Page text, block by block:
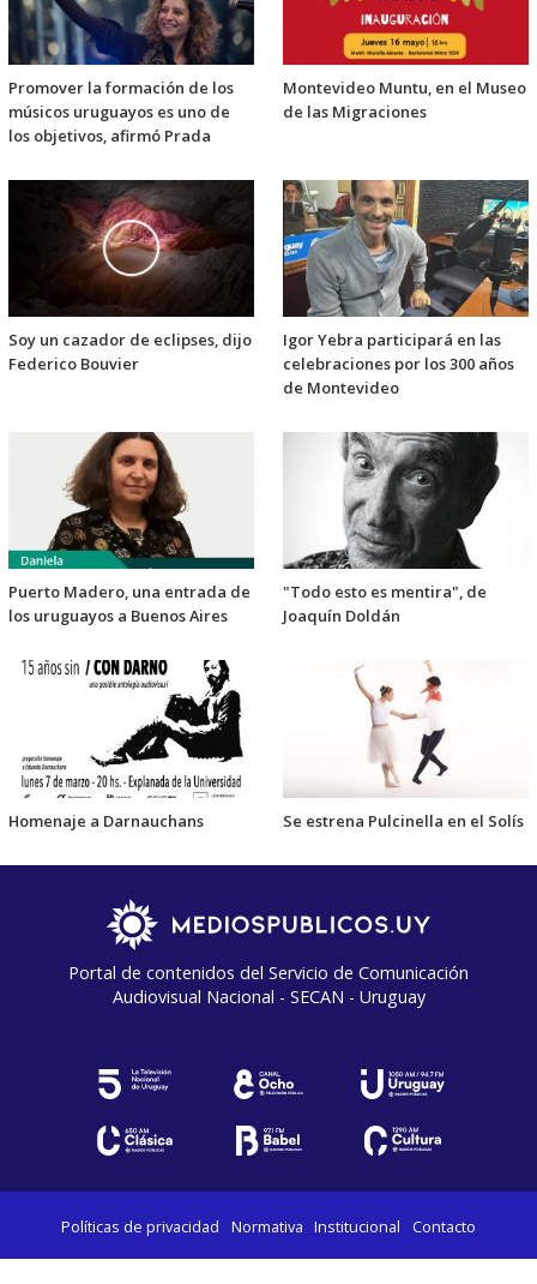
Promover la formación de los
músicos uruguayos es uno de
los objetivos, afirmó Prada
Montevideo Muntu, en el Museo
de las Migraciones
Soy un cazador de eclipses, dijo
Federico Bouvier
Igor Yebra participará en las
celebraciones por los 300 años
de Montevideo
Puerto Madero, una entrada de
los uruguayos a Buenos Aires
"Todo esto es mentira", de
Joaquín Doldán
Homenaje a Darnauchans Se estrena Pulcinella en el Solís
Portal de contenidos del Servicio de Comunicación
Audiovisual Nacional - SECAN - Uruguay
Políticas de privacidad Normativa Institucional Contacto